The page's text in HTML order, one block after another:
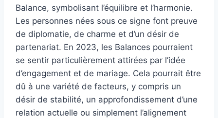
Balance, symbolisant l’équilibre et l’harmonie.
Les personnes nées sous ce signe font preuve
de diplomatie, de charme et d’un désir de
partenariat. En 2023, les Balances pourraient
se sentir particulièrement attirées par l’idée
d’engagement et de mariage. Cela pourrait être
dû à une variété de facteurs, y compris un
désir de stabilité, un approfondissement d’une
relation actuelle ou simplement l’alignement